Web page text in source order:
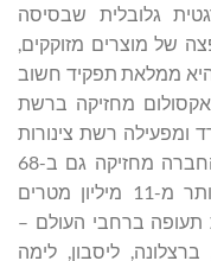
גלובלית שבסיסה
של מוצרים מזוקקים,
ממלאת תפקיד חשוב
מחזיקה ברשת
4,000 ק"מ בספרד ומפעילה רשת צינורות
נוספת באורך 2,000 ק"מ בבריטניה. החברה מחזיקה גם ב-68
טרמינלים לאחסון בעלי קיבולת של יותר מ-11 מיליון מטרים
למעלה מ-48 שדות תעופה ברחבי העולם –
ליסבון, לימה